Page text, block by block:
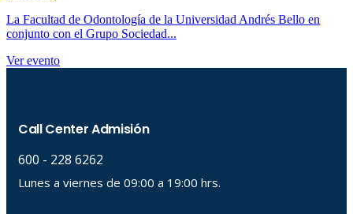
La Facultad de Odontología de la Universidad Andrés Bello en
conjunto con el Grupo Sociedad...
Ver evento